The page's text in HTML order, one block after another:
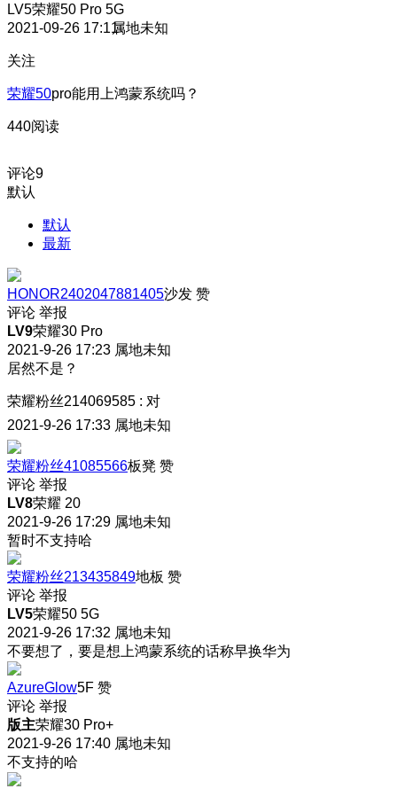
LV5荣耀50 Pro 5G
2021-09-26 17:11属地未知
关注
荣耀50pro能用上鸿蒙系统吗？
440阅读
评论9
默认
默认
最新
HONOR2402047881405沙发 赞
评论 举报
LV9荣耀30 Pro
2021-9-26 17:23 属地未知
居然不是？
荣耀粉丝214069585 : 对
2021-9-26 17:33 属地未知
荣耀粉丝41085566板凳 赞
评论 举报
LV8荣耀 20
2021-9-26 17:29 属地未知
暂时不支持哈
荣耀粉丝213435849地板 赞
评论 举报
LV5荣耀50 5G
2021-9-26 17:32 属地未知
不要想了，要是想上鸿蒙系统的话称早换华为
AzureGlow5F 赞
评论 举报
版主荣耀30 Pro+
2021-9-26 17:40 属地未知
不支持的哈